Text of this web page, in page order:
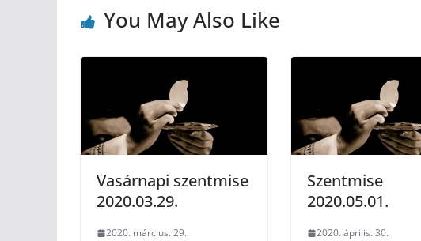
You May Also Like
Vasárnapi szentmise
2020.03.29.
2020. március. 29.
Szentmise
2020.05.01.
2020. április. 30.